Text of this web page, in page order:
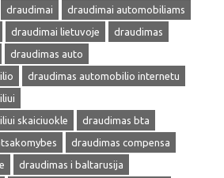
draudimai
draudimai automobiliams
draudimai lietuvoje
draudimas
draudimas auto
draudimas automobilio internetu
skaiciuokle
draudimas bta
draudimas compensa
draudimas i baltarusija